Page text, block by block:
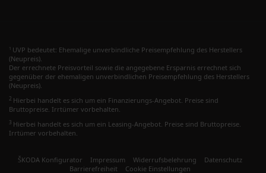
1 UVP bedeutet: Ehemalige unverbindliche Preisempfehlung des Herstellers
(Neupreis).
Der errechnete Preisvorteil sowie die angegebene Ersparnis errechnet sich
gegenüber der ehemaligen unverbindlichen Preisempfehlung des Herstellers
(Neupreis).
2 Hierbei handelt es sich um ein Finanzierungs-Angebot. Preise sind
Bruttopreise. Irrtümer vorbehalten.
3 Hierbei handelt es sich um ein Leasing-Angebot. Preise sind Bruttopreise.
Irrtümer vorbehalten.
ŠKODA Konfigurator Impressum Widerrufsbelehrung
Datenschutz
Barrierefreiheit
Cookie Einstellungen